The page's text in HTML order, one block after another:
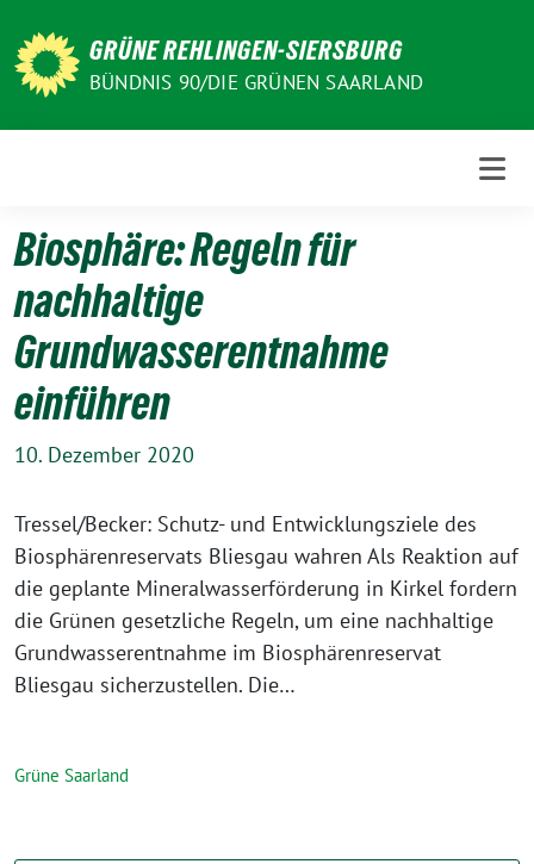
zum
Inhalt
GRÜNE REHLINGEN-SIERSBURG
BÜNDNIS 90/DIE GRÜNEN SAARLAND
Biosphäre: Regeln für
nachhaltige
Grundwasserentnahme
einführen
10. Dezember 2020
Tressel/Becker: Schutz- und Entwicklungsziele des
Biosphärenreservats Bliesgau wahren Als Reaktion auf
die geplante Mineralwasserförderung in Kirkel fordern
die Grünen gesetzliche Regeln, um eine nachhaltige
Grundwasserentnahme im Biosphärenreservat
Bliesgau sicherzustellen. Die…
Grüne Saarland